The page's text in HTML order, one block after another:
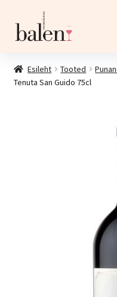
navigeerimisele
sisu
Esinduspood ja
Esileht Tooted
Tenuta San Guido 75cl